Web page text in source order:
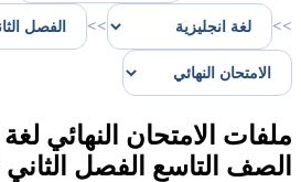
>>
>>
ملفات الامتحان النهائي
الصف التاسع الفصل